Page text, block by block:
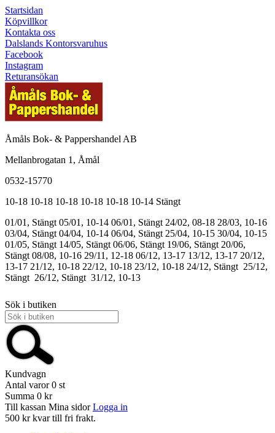
Startsidan
Köpvillkor
Kontakta oss
Dalslands Kontorsvaruhus
Facebook
Instagram
Returansökan
Åmåls Bok- & Pappershandel AB
Mellanbrogatan 1, Åmål
0532-15770
10-18 10-18 10-18 10-18 10-18 10-14 Stängt
01/01, Stängt 05/01, 10-14 06/01, Stängt 24/02, 08-18 28/03, 10-16
03/04, Stängt 04/04, 10-14 06/04, Stängt 25/04, 10-15 30/04, 10-15
01/05, Stängt 14/05, Stängt 06/06, Stängt 19/06, Stängt 20/06,
Stängt 08/08, 10-16 29/11, 12-18 06/12, 13-17 13/12, 13-17 20/12,
13-17 21/12, 10-18 22/12, 10-18 23/12, 10-18 24/12, Stängt 25/12,
Stängt 26/12, Stängt 31/12, 10-13
Sök i butiken
Kundvagn
Antal varor 0 st
Summa 0 kr
Till kassan Mina sidor Logga in
500 kr kvar till fri frakt.